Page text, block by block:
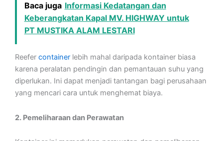
Baca juga Informasi Kedatangan dan
Keberangkatan Kapal MV. HIGHWAY untuk
PT MUSTIKA ALAM LESTARI
Reefer container lebih mahal daripada kontainer biasa
karena peralatan pendingin dan pemantauan suhu yang
diperlukan. Ini dapat menjadi tantangan bagi perusahaan
yang mencari cara untuk menghemat biaya.
2. Pemeliharaan dan Perawatan